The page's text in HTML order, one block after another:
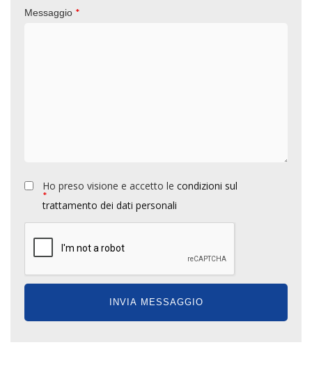
Messaggio *
*
Ho preso visione e accetto le condizioni sul
trattamento dei dati personali